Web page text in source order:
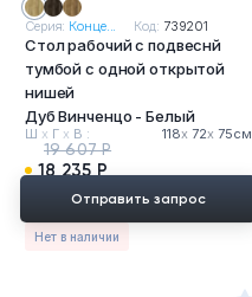
Серия: Конце... Код: 739201
Стол рабочий с подвеснй
тумбой с одной открытой
нишей
Дуб Винченцо - Белый
Ш х Г х В : 118х 72х 75см
18 235 Р
19 607 Р
Нет в наличии
Отправить запрос